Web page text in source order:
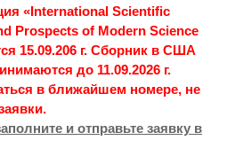
«International Scientific
Prospects of Modern Science
15.09.206 г. Сборник в США
до 11.09.2026 г.
в ближайшем номере, не
и отправьте заявку в